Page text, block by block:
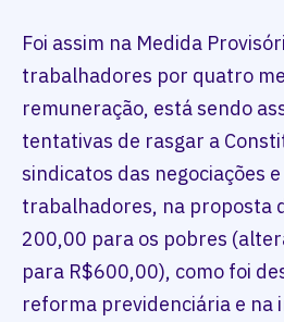
Foi assim na Medida
trabalhadores por quatro
remuneração, está sendo
tentativas de rasgar a
sindicatos das negociações
trabalhadores, na proposta
200,00 para os pobres
para R$600,00), como foi
reforma previdenciária e na